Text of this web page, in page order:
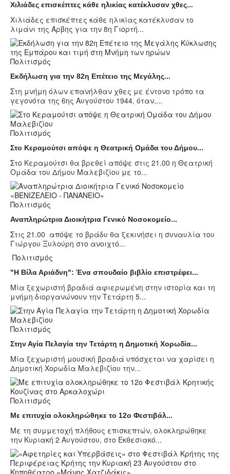
Χιλιάδες επισκέπτες κάθε ηλικίας κατέκλυσαν χθες...
Χιλιάδες επισκέπτες κάθε ηλικίας κατέκλυσαν το
λιμάνι της Άρβης για την 8η Γιορτή...
Πολιτισμός
Εκδήλωση για την 82η Επέτειο της Μεγάλης...
Στη μνήμη όλων επανήλθαν χθες με έντονο τρόπο τα
γεγονότα της 6ης Αυγούστου 1944, όταν,...
Πολιτισμός
Στο Κεραμούτσι απόψε η Θεατρική Ομάδα του Δήμου...
Στο Κεραμούτσι θα βρεθεί απόψε στις 21.00 η Θεατρική
Ομάδα του Δήμου Μαλεβιζίου με το...
Πολιτισμός
Αναπληρώτρια Διοικήτρια Γενικό Νοσοκομείο...
Στις 21.00 απόψε το βράδυ θα ξεκινήσει η συναυλία του
Γιώργου Ξυλούρη στο ανοιχτό...
Πολιτισμός
"Η Βίλα Αριάδνη": Ένα σπουδαίο βιβλίο επιστρέφει...
Μία ξεχωριστή βραδιά αφιερωμένη στην ιστορία και τη
μνήμη διοργανώνουν την Τετάρτη 5...
Πολιτισμός
Στην Αγία Πελαγία την Τετάρτη η Δημοτική Χορωδία...
Μία ξεχωριστή μουσική βραδιά υπόσχεται να χαρίσει η
Δημοτική Χορωδία Μαλεβιζίου την...
Πολιτισμός
Με επιτυχία ολοκληρώθηκε το 12ο Φεστιβάλ...
Με τη συμμετοχή πλήθους επισκεπτών, ολοκληρώθηκε
την Κυριακή 2 Αυγούστου, στο Εκθεσιακό...